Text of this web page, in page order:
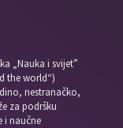
„Nauka i svijet”
the world“)
nestranačko,
za podršku
i naučne